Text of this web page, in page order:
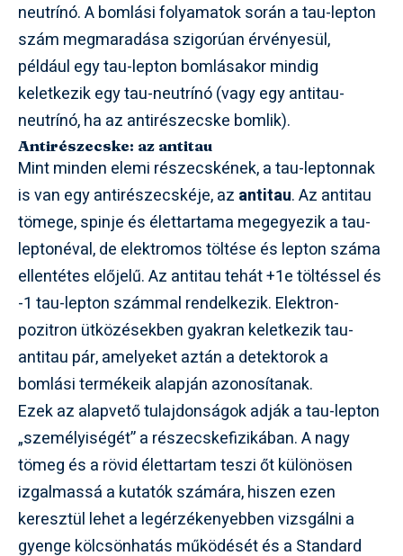
neutrínó. A bomlási folyamatok során a tau-lepton
szám megmaradása szigorúan érvényesül,
például egy tau-lepton bomlásakor mindig
keletkezik egy tau-neutrínó (vagy egy antitau-
neutrínó, ha az antirészecske bomlik).
Antirészecske: az antitau
Mint minden elemi részecskének, a tau-leptonnak
is van egy antirészecskéje, az antitau. Az antitau
tömege, spinje és élettartama megegyezik a tau-
leptonéval, de elektromos töltése és lepton száma
ellentétes előjelű. Az antitau tehát +1e töltéssel és
-1 tau-lepton számmal rendelkezik. Elektron-
pozitron ütközésekben gyakran keletkezik tau-
antitau pár, amelyeket aztán a detektorok a
bomlási termékeik alapján azonosítanak.
Ezek az alapvető tulajdonságok adják a tau-lepton
„személyiségét” a részecskefizikában. A nagy
tömeg és a rövid élettartam teszi őt különösen
izgalmassá a kutatók számára, hiszen ezen
keresztül lehet a legérzékenyebben vizsgálni a
gyenge kölcsönhatás működését és a Standard